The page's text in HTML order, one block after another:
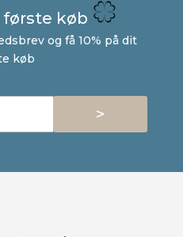
første køb
og få 10% på dit
køb
>